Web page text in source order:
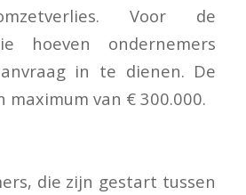
Voor de
hoeven ondernemers
in te dienen. De
maximum van € 300.000.
die zijn gestart tussen